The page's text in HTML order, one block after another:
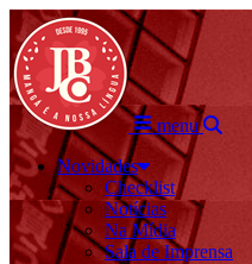
menu
Novidades
Checklist
Notícias
Na Mídia
Sala de Imprensa